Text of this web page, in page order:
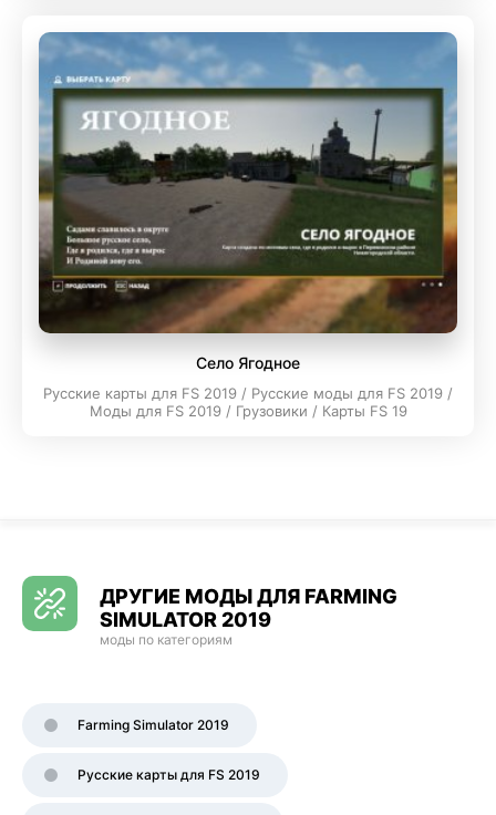
Село Ягодное
Русские карты для FS 2019 / Русские моды для FS 2019 /
Моды для FS 2019 / Грузовики / Карты FS 19
ДРУГИЕ МОДЫ ДЛЯ FARMING
SIMULATOR 2019
моды по категориям
Farming Simulator 2019
Русские карты для FS 2019